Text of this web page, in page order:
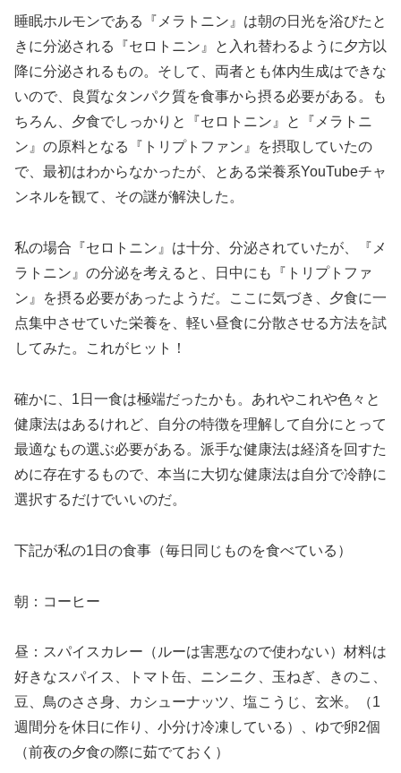
睡眠ホルモンである『メラトニン』は朝の日光を浴びたと
きに分泌される『セロトニン』と入れ替わるように夕方以
降に分泌されるもの。そして、両者とも体内生成はできな
いので、良質なタンパク質を食事から摂る必要がある。も
ちろん、夕食でしっかりと『セロトニン』と『メラトニ
ン』の原料となる『トリプトファン』を摂取していたの
で、最初はわからなかったが、とある栄養系YouTubeチャ
ンネルを観て、その謎が解決した。
私の場合『セロトニン』は十分、分泌されていたが、『メ
ラトニン』の分泌を考えると、日中にも『トリプトファ
ン』を摂る必要があったようだ。ここに気づき、夕食に一
点集中させていた栄養を、軽い昼食に分散させる方法を試
してみた。これがヒット！
確かに、1日一食は極端だったかも。あれやこれや色々と
健康法はあるけれど、自分の特徴を理解して自分にとって
最適なもの選ぶ必要がある。派手な健康法は経済を回すた
めに存在するもので、本当に大切な健康法は自分で冷静に
選択するだけでいいのだ。
下記が私の1日の食事（毎日同じものを食べている）
朝：コーヒー
昼：スパイスカレー（ルーは害悪なので使わない）材料は
好きなスパイス、トマト缶、ニンニク、玉ねぎ、きのこ、
豆、鳥のささ身、カシューナッツ、塩こうじ、玄米。（1
週間分を休日に作り、小分け冷凍している）、ゆで卵2個
（前夜の夕食の際に茹でておく）